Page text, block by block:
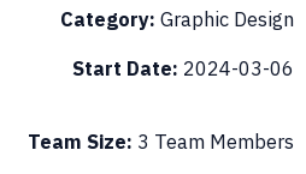
Category:Graphic
Start Date:2024-03-
Team Size: 3 Team